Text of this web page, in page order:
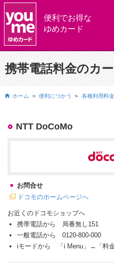
便利でお得な
ゆめカード
携帯電話料金のカ
ホーム 便利につかう 各種利用料
NTT DoCoMo
お問合せ
ドコモのホームページへ
お近くのドコモショップへ
携帯電話から 局番無し151
一般電話から 0120-800-000
iモードから 「i Menu」→「料金